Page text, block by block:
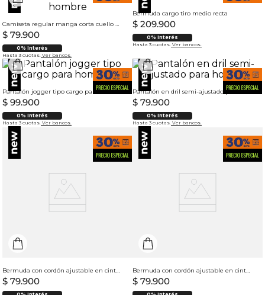
Camiseta regular manga corta cuello redondo para hombre
$ 79.900
0% Interés
Hasta 3 cuotas. Ver bancos.
Bermuda cargo tiro medio recta
$ 209.900
0% Interés
Hasta 3 cuotas. Ver bancos.
Pantalón jogger tipo cargo para hombre
$ 99.900
0% Interés
Hasta 3 cuotas. Ver bancos.
Pantalón en dril semi-ajustado para hombre
$ 79.900
0% Interés
Hasta 3 cuotas. Ver bancos.
Bermuda con cordón ajustable en cintura para hombre
$ 79.900
Bermuda con cordón ajustable en cintura para hombre
$ 79.900